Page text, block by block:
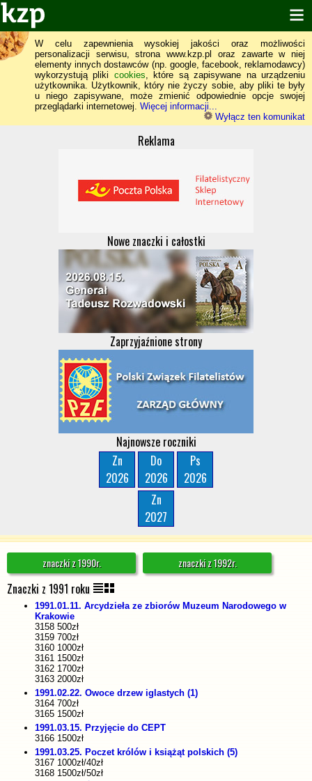
W celu zapewnienia wysokiej jakości oraz możliwości
personalizacji serwisu, strona www.kzp.pl oraz zawarte w niej
elementy innych dostawców (np. google, facebook, reklamodawcy)
wykorzystują pliki cookies, które są zapisywane na urządzeniu
użytkownika. Użytkownik, który nie życzy sobie, aby pliki te były
u niego zapisywane, może zmienić odpowiednie opcje swojej
przeglądarki internetowej. Więcej informacji...
Wyłącz ten komunikat
Reklama
Nowe znaczki i całostki
Zaprzyjaźnione strony
Najnowsze roczniki
Zn
2026
Do
2026
Ps
2026
Zn
2027
znaczki z 1990r. znaczki z 1992r.
Znaczki z 1991 roku
1991.01.11. Arcydzieła ze zbiorów Muzeum Narodowego w
Krakowie
3158 500zł
3159 700zł
3160 1000zł
3161 1500zł
3162 1700zł
3163 2000zł
1991.02.22. Owoce drzew iglastych (1)
3164 700zł
3165 1500zł
1991.03.15. Przyjęcie do CEPT
3166 1500zł
1991.03.25. Poczet królów i książąt polskich (5)
3167 1000zł/40zł
3168 1500zł/50zł